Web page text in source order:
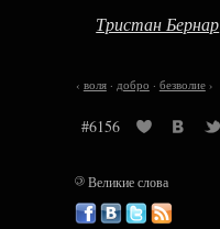
Тристан Бернар
‹ воля· добро · безволие›
#6156
©Великие слова